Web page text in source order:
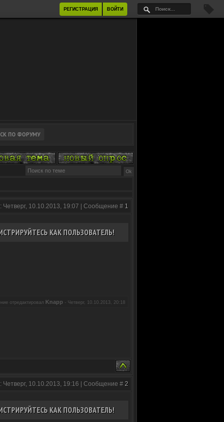
РЕГИСТРАЦИЯ ВОЙТИ
Четверг, 10.10.2013, 19:07 | Сообщение # 1
КАК ПОЛЬЗОВАТЕЛЬ!
отредактировал Knapp - Четверг, 10.10.2013, 20:18
Четверг, 10.10.2013, 19:16 | Сообщение # 2
КАК ПОЛЬЗОВАТЕЛЬ!